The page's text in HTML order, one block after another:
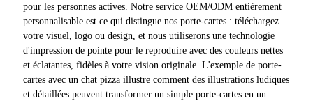
pour les personnes actives. Notre service OEM/ODM entièrement
personnalisable est ce qui distingue nos porte-cartes : téléchargez
votre visuel, logo ou design, et nous utiliserons une technologie
d'impression de pointe pour le reproduire avec des couleurs nettes
et éclatantes, fidèles à votre vision originale. L'exemple de porte-
cartes avec un chat pizza illustre comment des illustrations ludiques
et détaillées peuvent transformer un simple porte-cartes en un